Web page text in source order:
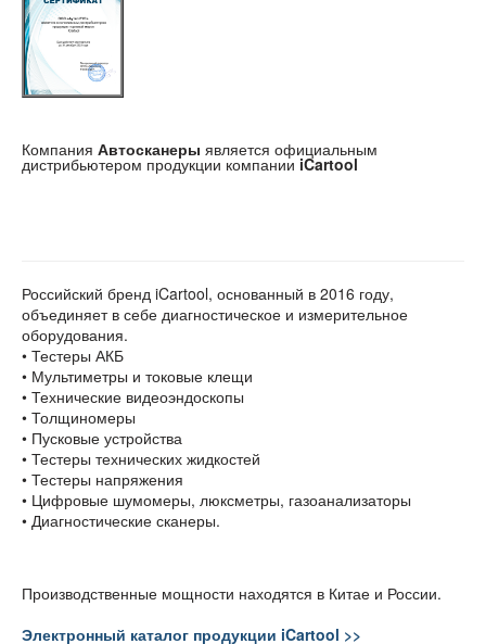
Компания Автосканеры является официальным
дистрибьютером продукции компании iCartool
Российский бренд iCartool, основанный в 2016 году,
объединяет в себе диагностическое и измерительное
оборудования.
• Тестеры АКБ
• Мультиметры и токовые клещи
• Технические видеоэндоскопы
• Толщиномеры
• Пусковые устройства
• Тестеры технических жидкостей
• Тестеры напряжения
• Цифровые шумомеры, люксметры, газоанализаторы
• Диагностические сканеры.
Производственные мощности находятся в Китае и России.
Электронный каталог продукции iCartool >>